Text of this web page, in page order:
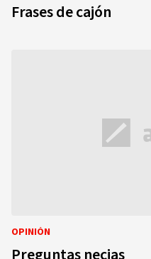
Frases de cajón
OPINIÓN